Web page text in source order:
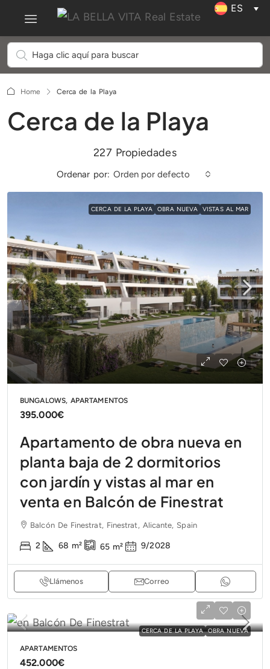
ES
Home Cerca de la Playa
Cerca de la Playa
227 Propiedades
Ordenar por: Orden por defecto
CERCA DE LA PLAYA OBRA NUEVA VISTAS AL MAR
BUNGALOWS, APARTAMENTOS
395.000€
Apartamento de obra nueva en
planta baja de 2 dormitorios
con jardín y vistas al mar en
venta en Balcón de Finestrat
Balcón De Finestrat, Finestrat, Alicante, Spain
2 68 m² 65 m² 9/2028
Llámenos Correo
CERCA DE LA PLAYA OBRA NUEVA
APARTAMENTOS
452.000€